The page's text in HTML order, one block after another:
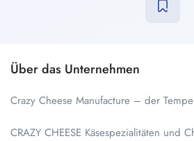
Über das Unternehmen
Crazy Cheese Manufacture – der
CRAZY CHEESE Käsespezialitäten und